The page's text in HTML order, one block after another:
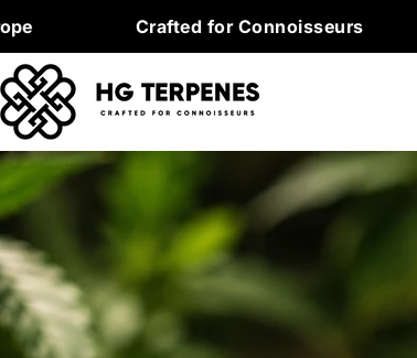
to
content
Crafted for Connoisseurs